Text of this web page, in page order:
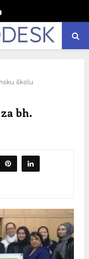
Youtube
školu
bh.